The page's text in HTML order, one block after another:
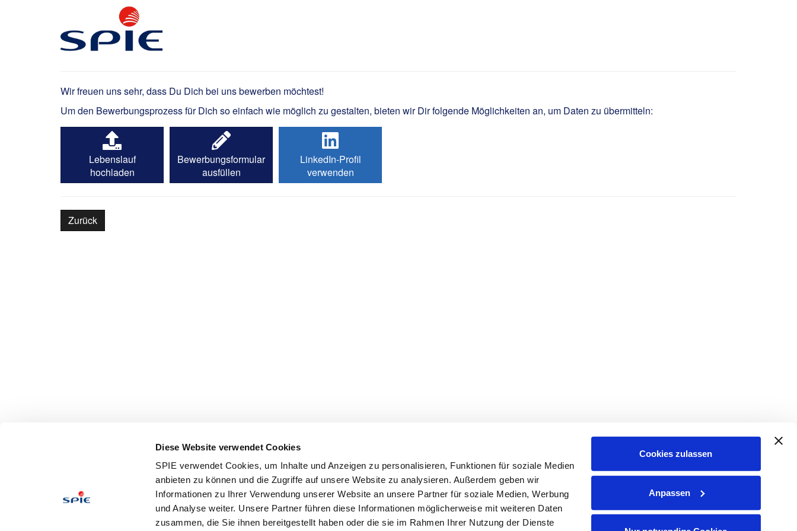
Diese Website verwendet Cookies
SPIE verwendet Cookies, um Inhalte und Anzeigen zu personalisieren, Funktionen für soziale Medien
anbieten zu können und die Zugriffe auf unsere Website zu analysieren. Außerdem geben wir
Informationen zu Ihrer Verwendung unserer Website an unsere Partner für soziale Medien, Werbung
und Analyse weiter. Unsere Partner führen diese Informationen möglicherweise mit weiteren Daten
zusammen, die Sie ihnen bereitgestellt haben oder die sie im Rahmen Ihrer Nutzung der Dienste
Cookies zulassen
Anpassen
Freileitungsmonteur NS / Steigerfahrer Straßenbeleuchtung (m/w/d)
Wir freuen uns sehr, dass Du Dich bei uns bewerben möchtest!
Um den Bewerbungsprozess für Dich so einfach wie möglich zu gestalten, bieten wir Dir folgende Möglichkeiten an, um Daten zu übermitteln:
Bewerbungsformular
ausfüllen
LinkedIn-Profil
verwenden
Lebenslauf
hochladen
Zurück